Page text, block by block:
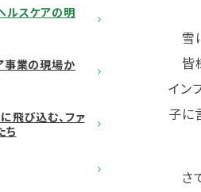
ルスケアの明
事業の現場か
飛び込む、ファ
ち
雪
皆
イン
子に
さ